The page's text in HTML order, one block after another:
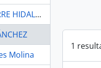
DORA ANADELA AGUIRRE HIDALGO
Molina
1